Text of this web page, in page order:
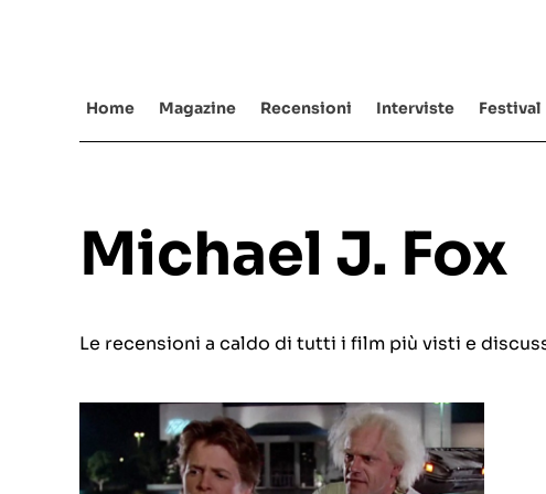
Home Magazine Recensioni Interviste Festival
Michael J. Fox
Le recensioni a caldo di tutti i film più visti e